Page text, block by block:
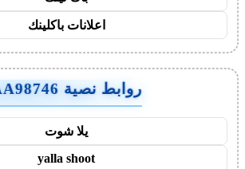
اعلانات باكلينك
روابط نصية AA98746
يلا شوت
yalla shoot